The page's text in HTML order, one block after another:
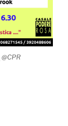
@CPR